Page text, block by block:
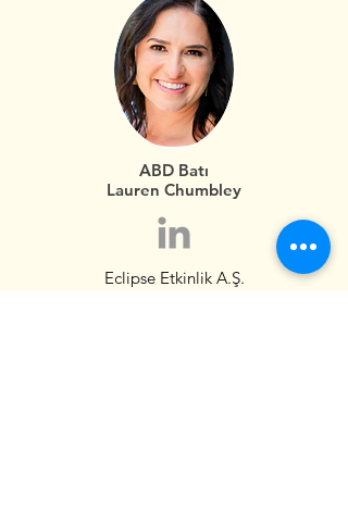
ABD Batı
Lauren Chumbley
Eclipse Etkinlik A.Ş.